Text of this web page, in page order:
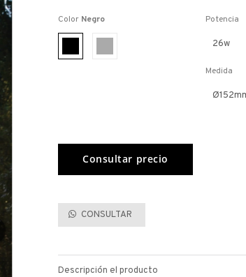
Color Negro Potencia
Medida
CONSULTAR
Descripción el producto